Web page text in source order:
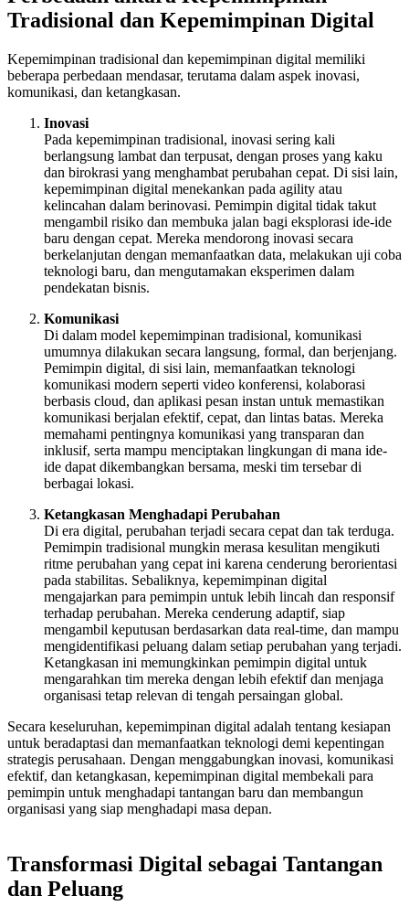
Tradisional dan Kepemimpinan Digital
Kepemimpinan tradisional dan kepemimpinan digital memiliki
beberapa perbedaan mendasar, terutama dalam aspek inovasi,
komunikasi, dan ketangkasan.
Inovasi
Pada kepemimpinan tradisional, inovasi sering kali
berlangsung lambat dan terpusat, dengan proses yang kaku
dan birokrasi yang menghambat perubahan cepat. Di sisi lain,
kepemimpinan digital menekankan pada agility atau
kelincahan dalam berinovasi. Pemimpin digital tidak takut
mengambil risiko dan membuka jalan bagi eksplorasi ide-ide
baru dengan cepat. Mereka mendorong inovasi secara
berkelanjutan dengan memanfaatkan data, melakukan uji coba
teknologi baru, dan mengutamakan eksperimen dalam
pendekatan bisnis.
Komunikasi
Di dalam model kepemimpinan tradisional, komunikasi
umumnya dilakukan secara langsung, formal, dan berjenjang.
Pemimpin digital, di sisi lain, memanfaatkan teknologi
komunikasi modern seperti video konferensi, kolaborasi
berbasis cloud, dan aplikasi pesan instan untuk memastikan
komunikasi berjalan efektif, cepat, dan lintas batas. Mereka
memahami pentingnya komunikasi yang transparan dan
inklusif, serta mampu menciptakan lingkungan di mana ide-
ide dapat dikembangkan bersama, meski tim tersebar di
berbagai lokasi.
Ketangkasan Menghadapi Perubahan
Di era digital, perubahan terjadi secara cepat dan tak terduga.
Pemimpin tradisional mungkin merasa kesulitan mengikuti
ritme perubahan yang cepat ini karena cenderung berorientasi
pada stabilitas. Sebaliknya, kepemimpinan digital
mengajarkan para pemimpin untuk lebih lincah dan responsif
terhadap perubahan. Mereka cenderung adaptif, siap
mengambil keputusan berdasarkan data real-time, dan mampu
mengidentifikasi peluang dalam setiap perubahan yang terjadi.
Ketangkasan ini memungkinkan pemimpin digital untuk
mengarahkan tim mereka dengan lebih efektif dan menjaga
organisasi tetap relevan di tengah persaingan global.
Secara keseluruhan, kepemimpinan digital adalah tentang kesiapan
untuk beradaptasi dan memanfaatkan teknologi demi kepentingan
strategis perusahaan. Dengan menggabungkan inovasi, komunikasi
efektif, dan ketangkasan, kepemimpinan digital membekali para
pemimpin untuk menghadapi tantangan baru dan membangun
organisasi yang siap menghadapi masa depan.
Transformasi Digital sebagai Tantangan
dan Peluang